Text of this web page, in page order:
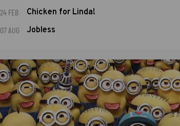
24 FEB Chicken for Linda!
07 AUG Jobless